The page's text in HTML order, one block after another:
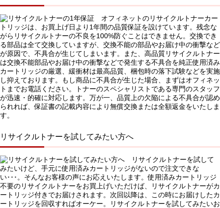
オフィネットのリサイクルトナーカー
トリッジは、お買上げ日より1年間の品質保証を設けています。残念な
がらリサイクルトナーの不良を100%防ぐことはできません。交換でき
る部品は全て交換していますが、交換不能の部品やお届け中の衝撃など
が原因で、不具合が生じてしまいます。また、高品質リサイクルトナー
は交換不能部品やお届け中の衝撃などで発生する不具合を純正使用済み
カートリッジの厳選、緩衝材は最高品質、梱包時の落下試験などを実施
し抑えております。もし商品に不具合が生じた場合、まずはオフィネッ
トまでお電話ください。トナーのスペシャリストである専門のスタッフ
が迅速・的確に対応します。万が一、品質上の欠陥による不具合が認め
られれば、保証書の記載内容により無償交換または全額返金をいたしま
す。
リサイクルトナーを試してみたい方へ
リサイクルトナーを試して
みたいけど、手元に使用済みカートリッジがないので注文できな
い･･･。そんなお客様の声にお応えいたします。使用済みカートリッジ
不要のリサイクルトナーをお買上げいただけば、リサイクルトナーがカ
ートリッジ付きでお届けされます。次回以降は、この時にお届けしたカ
ートリッジを回収すればオーケー。リサイクルトナーを試してみたいお